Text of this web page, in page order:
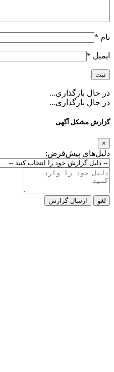
نام *
ایمیل *
در حال بارگذاری...
در حال بارگذاری...
گزارش مشکل آگهی
×
دلیل‌های پیش‌فرض:
لغو ارسال گزارش